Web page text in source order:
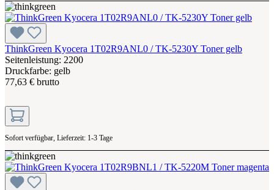
ThinkGreen Kyocera 1T02R9ANL0 / TK-5230Y Toner gelb
Seitenleistung: 2200
Druckfarbe: gelb
77,63 € brutto
Sofort verfügbar, Lieferzeit: 1-3 Tage